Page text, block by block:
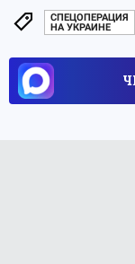
СПЕЦОПЕРАЦИЯ
НА УКРАИНЕ